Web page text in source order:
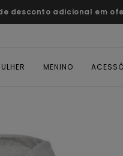
de desconto adicional em
MENINO